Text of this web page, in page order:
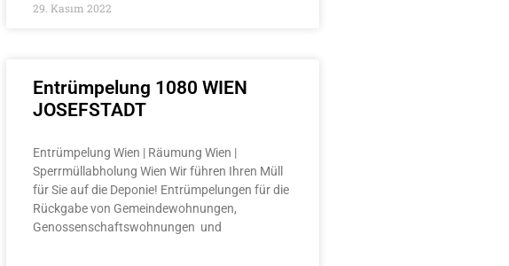
29. Kasım 2022
Entrümpelung 1080 WIEN
JOSEFSTADT
Entrümpelung Wien | Räumung Wien |
Sperrmüllabholung Wien Wir führen Ihren Müll
für Sie auf die Deponie! Entrümpelungen für die
Rückgabe von Gemeindewohnungen,
Genossenschaftswohnungen und